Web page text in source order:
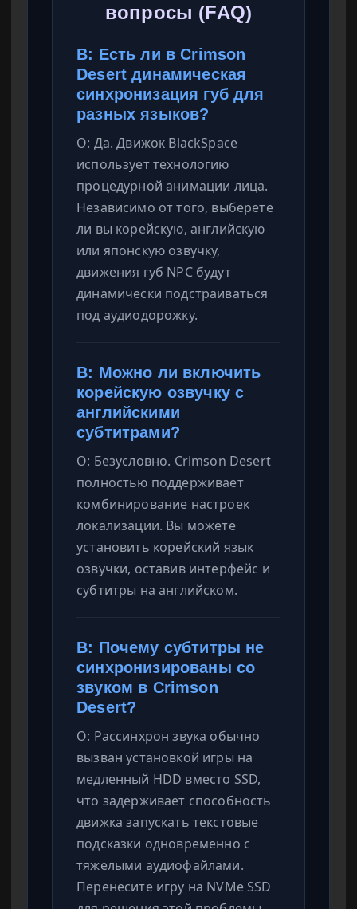
вопросы (FAQ)
В: Есть ли в Crimson
Desert динамическая
синхронизация губ для
разных языков?
О: Да. Движок BlackSpace
использует технологию
процедурной анимации лица.
Независимо от того, выберете
ли вы корейскую, английскую
или японскую озвучку,
движения губ NPC будут
динамически подстраиваться
под аудиодорожку.
В: Можно ли включить
корейскую озвучку с
английскими
субтитрами?
О: Безусловно. Crimson Desert
полностью поддерживает
комбинирование настроек
локализации. Вы можете
установить корейский язык
озвучки, оставив интерфейс и
субтитры на английском.
В: Почему субтитры не
синхронизированы со
звуком в Crimson
Desert?
О: Рассинхрон звука обычно
вызван установкой игры на
медленный HDD вместо SSD,
что задерживает способность
движка запускать текстовые
подсказки одновременно с
тяжелыми аудиофайлами.
Перенесите игру на NVMe SSD